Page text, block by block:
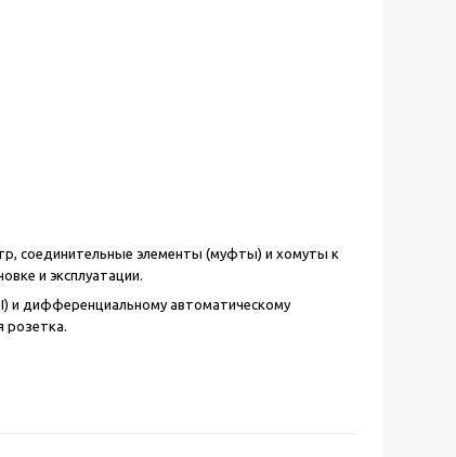
соединительные элементы (муфты) и хомуты к
и эксплуатации.
и дифференциальному автоматическому
розетка.